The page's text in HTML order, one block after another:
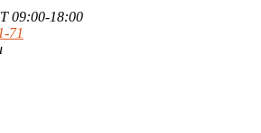
09:00-18:00
71